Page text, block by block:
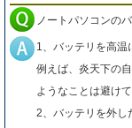
ノートパソコンの
1、バッテリを高温
例えば、炎天下の
ようなことは避けて
2、バッテリを外し